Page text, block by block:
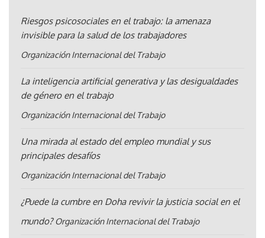
Riesgos psicosociales en el trabajo: la amenaza
invisible para la salud de los trabajadores
Organización Internacional del Trabajo
La inteligencia artificial generativa y las desigualdades
de género en el trabajo
Organización Internacional del Trabajo
Una mirada al estado del empleo mundial y sus
principales desafíos
Organización Internacional del Trabajo
¿Puede la cumbre en Doha revivir la justicia social en el
mundo? Organización Internacional del Trabajo